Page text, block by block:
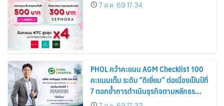
7 ส.ค. 69 17:34
PHOL คว้าคะแนน AGM Checklist 100
คะแนนเต็ม ระดับ “ดีเยี่ยม” ต่อเนื่องเป็นปีที่
7 ตอกย้ำการดำเนินธุรกิจตามหลักธร
รมาภิบาล โปร่งใส สร้างความเชื่อมั่นผู้ถือ